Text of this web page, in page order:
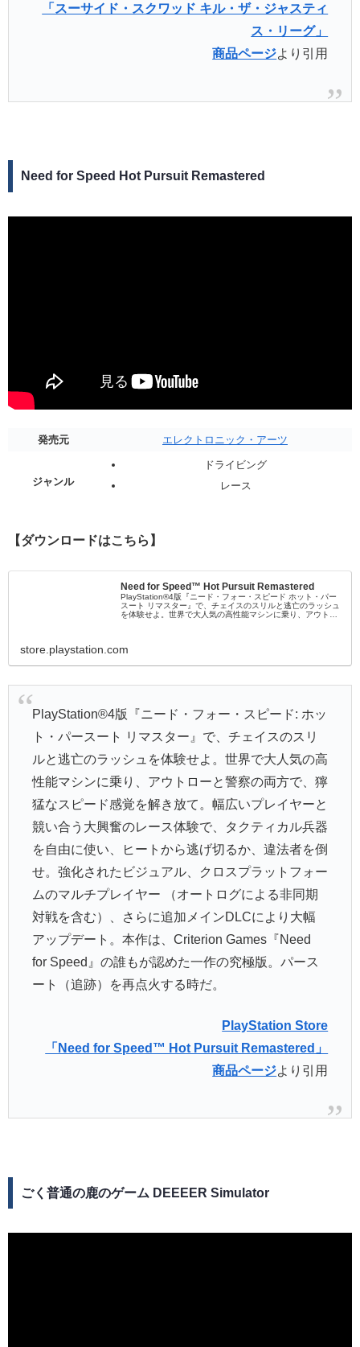
「スーサイド・スクワッド キル・ザ・ジャスティ
ス・リーグ」
商品ページより引用
Need for Speed Hot Pursuit Remastered
発売元 エレクトロニック・アーツ
ジャンル
ドライビング
レース
【ダウンロードはこちら】
Need for Speed™ Hot Pursuit Remastered
PlayStation®4版『ニード・フォー・スピード ホット・パー
スート リマスター』で、チェイスのスリルと逃亡のラッシュ
を体験せよ。世界で大人気の高性能マシンに乗り、アウトロ
store.playstation.com
PlayStation®4版『ニード・フォー・スピード: ホッ
ト・パースート リマスター』で、チェイスのスリ
ルと逃亡のラッシュを体験せよ。世界で大人気の高
性能マシンに乗り、アウトローと警察の両方で、獰
猛なスピード感覚を解き放て。幅広いプレイヤーと
競い合う大興奮のレース体験で、タクティカル兵器
を自由に使い、ヒートから逃げ切るか、違法者を倒
せ。強化されたビジュアル、クロスプラットフォー
ムのマルチプレイヤー （オートログによる非同期
対戦を含む）、さらに追加メインDLCにより大幅
アップデート。本作は、Criterion Games『Need
for Speed』の誰もが認めた一作の究極版。パース
ート（追跡）を再点火する時だ。
PlayStation Store
「Need for Speed™ Hot Pursuit Remastered」
商品ページより引用
ごく普通の鹿のゲーム DEEEER Simulator